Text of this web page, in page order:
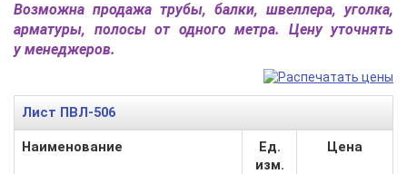
Возможна продажа трубы, балки, швеллера, уголка,
арматуры, полосы от одного метра. Цену уточнять
у менеджеров.
Наименование
Ед.
изм.
Цена
Лист ПВЛ-506